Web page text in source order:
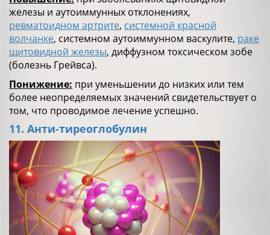
железы и аутоиммунных отклонениях,
ревматоидном артрите, системной красной
волчанке, системном аутоиммунном васкулите, раке
щитовидной железы, диффузном токсическом зобе
(болезнь Грейвса).
Понижение: при уменьшении до низких или тем
более неопределяемых значений свидетельствует о
том, что проводимое лечение успешно.
11. Анти-тиреоглобулин